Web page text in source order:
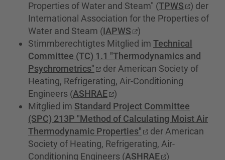
Properties of Water and Steam" (TPWS
) der
International Association for the Properties of
Water and Steam (IAPWS
)
Stimmberechtigtes Mitglied im Technical
Committee (TC) 1.1 "Thermodynamics and
Psychrometrics"
der American Society of
Heating, Refrigerating, Air-Conditioning
Engineers (ASHRAE
)
Mitglied im Standard Project Committee
(SPC) 213P "Method of Calculating Moist Air
Thermodynamic Properties"
der American
Society of Heating, Refrigerating, Air-
Conditioning Engineers (ASHRAE
)